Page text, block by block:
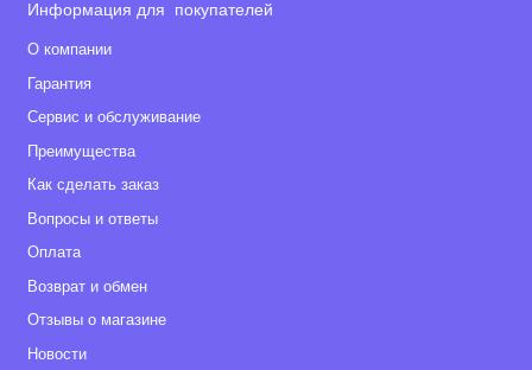
Информация для покупателей
О компании
Гарантия
Сервис и обслуживание
Преимущества
Как сделать заказ
Вопросы и ответы
Оплата
Возврат и обмен
Отзывы о магазине
Новости